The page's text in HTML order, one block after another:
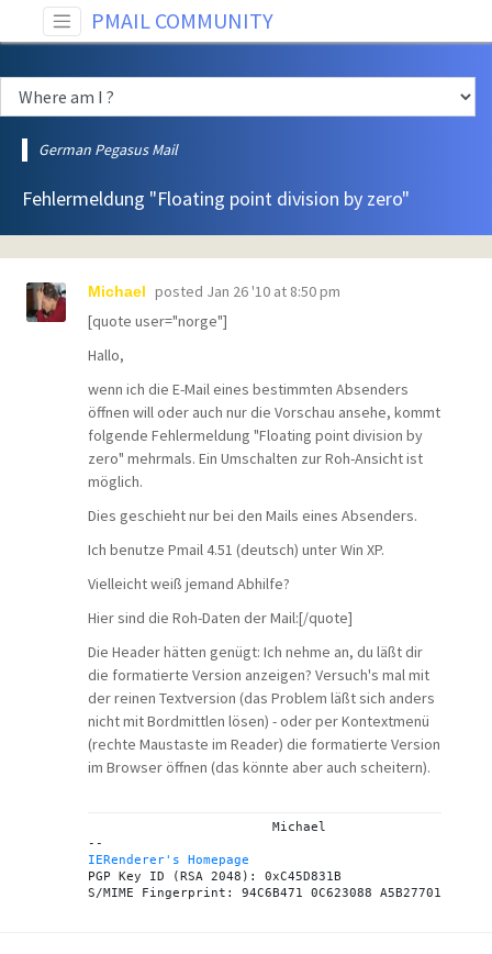
PMAIL COMMUNITY
German Pegasus Mail
Fehlermeldung "Floating point division by zero"
Michael posted Jan 26 '10 at 8:50 pm
[quote user="norge"]
Hallo,
wenn ich die E-Mail eines bestimmten Absenders
öffnen will oder auch nur die Vorschau ansehe, kommt
folgende Fehlermeldung "Floating point division by
zero" mehrmals. Ein Umschalten zur Roh-Ansicht ist
möglich.
Dies geschieht nur bei den Mails eines Absenders.
Ich benutze Pmail 4.51 (deutsch) unter Win XP.
Vielleicht weiß jemand Abhilfe?
Hier sind die Roh-Daten der Mail:[/quote]
Die Header hätten genügt: Ich nehme an, du läßt dir
die formatierte Version anzeigen? Versuch's mal mit
der reinen Textversion (das Problem läßt sich anders
nicht mit Bordmittlen lösen) - oder per Kontextmenü
(rechte Maustaste im Reader) die formatierte Version
im Browser öffnen (das könnte aber auch scheitern).
IERenderer's Homepage
PGP Key ID (RSA 2048): 0xC45D831B